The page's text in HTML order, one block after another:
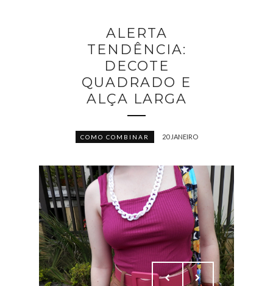
ALERTA
TENDÊNCIA:
DECOTE
QUADRADO E
ALÇA LARGA
COMO COMBINAR 20 JANEIRO